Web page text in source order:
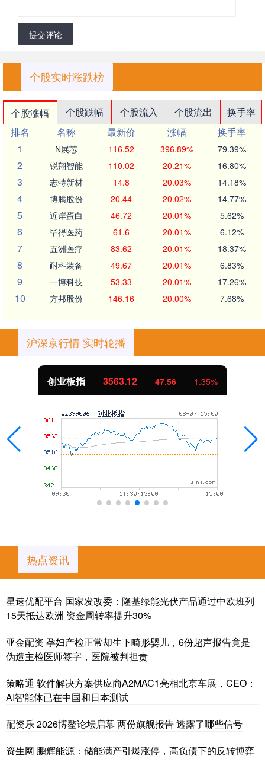
提交评论
个股实时涨跌榜
个股涨幅 个股跌幅 个股流入 个股流出
换手率
排名
名称 最新价 涨幅
换手率
1
N展芯 116.52 396.89% 79.39%
2 锐翔智能 110.02 20.21% 16.80%
3 志特新材 14.8 20.03% 14.18%
4 博腾股份 20.44 20.02% 14.77%
5 近岸蛋白 46.72 20.01% 5.62%
6 毕得医药 61.6 20.01% 6.12%
7 五洲医疗 83.62 20.01% 18.37%
8 耐科装备 49.67 20.01% 6.83%
9 一博科技 53.33 20.01% 17.26%
10 方邦股份 146.16 20.00% 7.68%
沪深京行情 实时轮播
创业板指 3563.12 47.56 1.35%
热点资讯
星速优配平台 国家发改委：隆基绿能光伏产品通过中欧班列
15天抵达欧洲 资金周转率提升30%
亚金配资 孕妇产检正常却生下畸形婴儿，6份超声报告竟是
伪造主检医师签字，医院被判担责
策略通 软件解决方案供应商A2MAC1亮相北京车展，CEO：
AI智能体已在中国和日本测试
配资乐 2026博鳌论坛启幕 两份旗舰报告 透露了哪些信号
资生网 鹏辉能源：储能满产引爆涨停，高负债下的反转博弈